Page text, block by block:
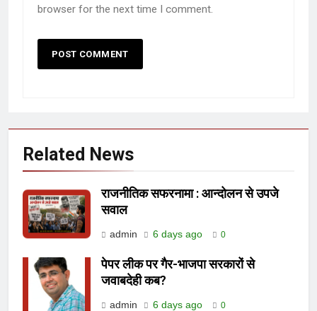
browser for the next time I comment.
Related News
राजनीतिक सफरनामा : आन्दोलन से उपजे
सवाल
admin 6 days ago 0
पेपर लीक पर गैर-भाजपा सरकारों से
जवाबदेही कब?
admin 6 days ago 0